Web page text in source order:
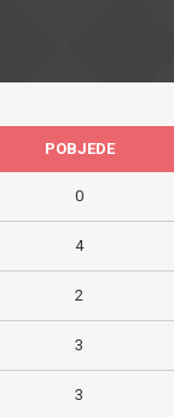
POBJEDE
0
4
2
3
3